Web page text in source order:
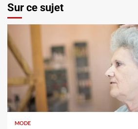
Sur ce sujet
MODE